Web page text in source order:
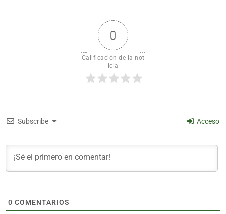
0
Calificación de la not
icia
Subscribe Acceso
0 COMENTARIOS